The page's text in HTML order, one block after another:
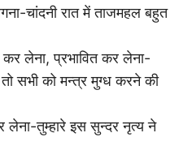
चांदनी रात में ताजमहल बहुत
लेना, प्रभावित कर लेना-
सभी को मन्त्र मुग्ध करने की
तुम्हारे इस सुन्दर नृत्य ने